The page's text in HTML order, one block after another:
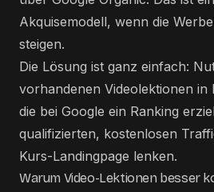
Akquisemodell, wenn die
steigen.
Die Lösung ist ganz einfach:
vorhandenen Videolektionen in
die bei Google ein Ranking
qualifizierten, kostenlosen
Kurs-Landingpage lenken.
Warum Video-Lektionen besser